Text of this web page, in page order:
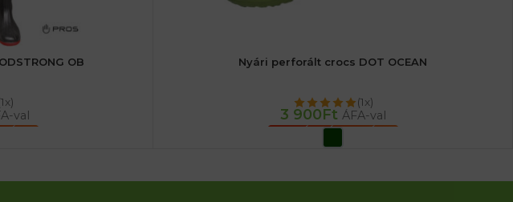
OB
val
Nyári perforált crocs DOT OCEAN
(1x)
3 900Ft ÁFA-val
OPCIÓK VÁLASZTÁSA